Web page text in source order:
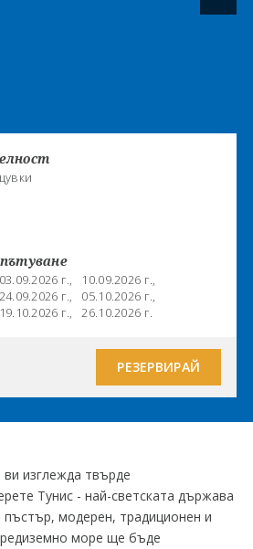
03.09.2026 г., 10.09.2026 г.,
24.09.2026 г., 05.10.2026 г.,
19.10.2026 г.,26.10.2026 г.
РЕЗЕРВИРАЙ
изглежда твърде
Тунис - най-светската държава
пъстър, модерен, традиционен и
море ще бъде